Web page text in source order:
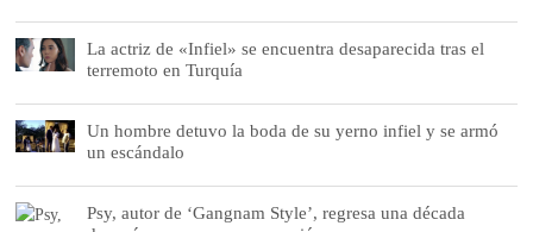
La actriz de «Infiel» se encuentra desaparecida tras el
terremoto en Turquía
Un hombre detuvo la boda de su yerno infiel y se armó
un escándalo
Psy, autor de ‘Gangnam Style’, regresa una década